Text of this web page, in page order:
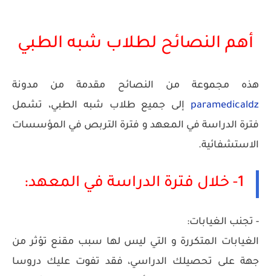
أهم النصائح لطلاب شبه الطبي
هذه مجموعة من النصائح مقدمة من مدونة
paramedicaldz إلى جميع طلاب شبه الطبي، تشمل
فترة الدراسة في المعهد و فترة التربص في المؤسسات
الاستشفائية.
1- خلال فترة الدراسة في المعهد:
- تجنب الغيابات:
الغيابات المتكررة و التي ليس لها سبب مقنع تؤثر من
جهة على تحصيلك الدراسي، فقد تفوت عليك دروسا